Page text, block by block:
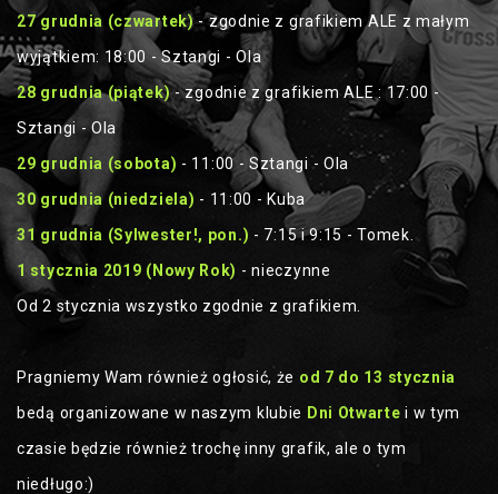
27 grudnia (czwartek)- zgodnie z grafikiem ALE z małym
wyjątkiem: 18:00 - Sztangi - Ola
28 grudnia (piątek)- zgodnie z grafikiem ALE : 17:00 -
Sztangi - Ola
29 grudnia (sobota) - 11:00 - Sztangi - Ola
30 grudnia (niedziela) - 11:00 - Kuba
31 grudnia (Sylwester!, pon.) - 7:15 i 9:15 - Tomek.
1 stycznia 2019 (Nowy Rok) - nieczynne
Od 2 stycznia wszystko zgodnie z grafikiem.
Pragniemy Wam również ogłosić, że od 7 do 13 stycznia
bedą organizowane w naszym klubie Dni Otwarte i w tym
czasie będzie również trochę inny grafik, ale o tym
niedługo:)